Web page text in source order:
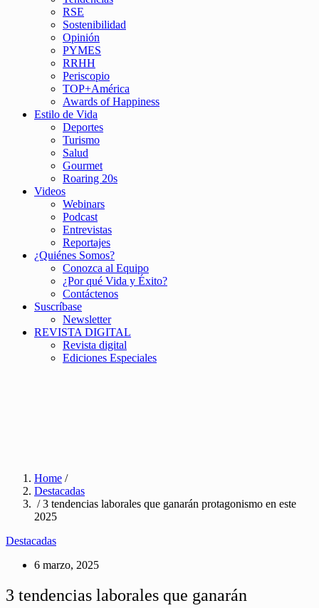
RSE
Sostenibilidad
Opinión
PYMES
RRHH
Periscopio
TOP+América
Awards of Happiness
Estilo de Vida
Deportes
Turismo
Salud
Gourmet
Roaring 20s
Videos
Webinars
Podcast
Entrevistas
Reportajes
¿Quiénes Somos?
Conozca al Equipo
¿Por qué Vida y Éxito?
Contáctenos
Suscríbase
Newsletter
REVISTA DIGITAL
Revista digital
Ediciones Especiales
Home /
Destacadas
/ 3 tendencias laborales que ganarán protagonismo en este
2025
Destacadas
6 marzo, 2025
3 tendencias laborales que ganarán